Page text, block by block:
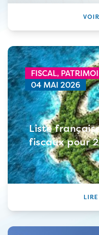
FISCAL,
04 MAI 2026
Liste
fiscaux pour